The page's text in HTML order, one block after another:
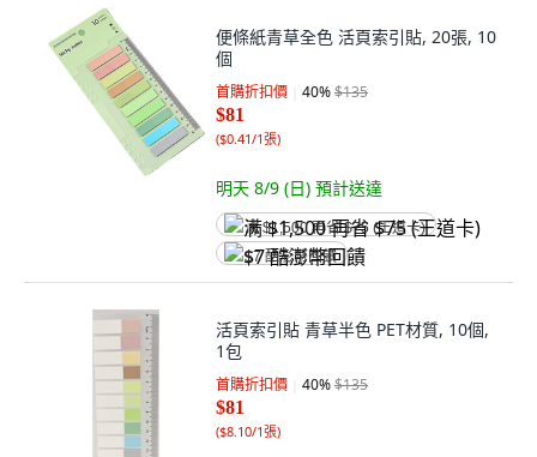
便條紙青草全色 活頁索引貼, 20張, 10
個
首購折扣價 40%$135
$81
($0.41/1張)
明天 8/9 (日) 預計送達
满 $1,500 再省 $75 (王道卡)
$7 酷澎幣回饋
活頁索引貼 青草半色 PET材質, 10個,
1包
首購折扣價 40%$135
$81
($8.10/1張)